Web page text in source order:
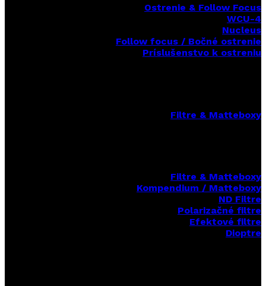
Ostrenie & Follow Focus
WCU-4
Nucleus
Follow focus / Bočné ostrenie
Príslušenstvo k ostreniu
Filtre & Matteboxy
Filtre & Matteboxy
Kompendium / Matteboxy
ND Filtre
Polarizačné filtre
Efektové filtre
Dioptre